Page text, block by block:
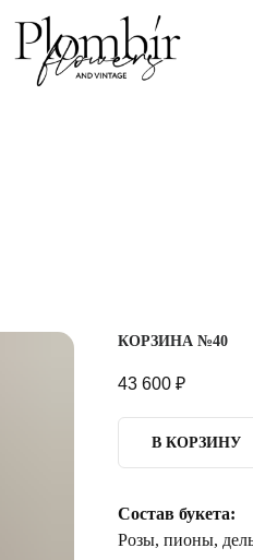
КОРЗИНА №40
43 600 ₽
В КОРЗИНУ
Состав букета:
Розы, пионы,